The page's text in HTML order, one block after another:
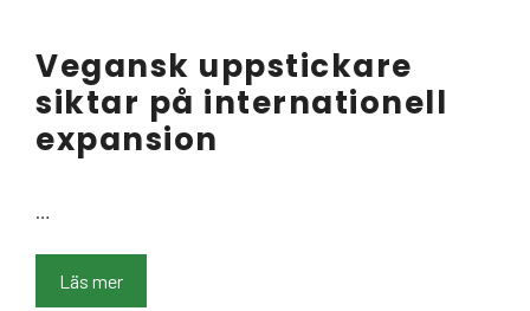
Vegansk uppstickare
siktar på internationell
expansion
…
Läs mer